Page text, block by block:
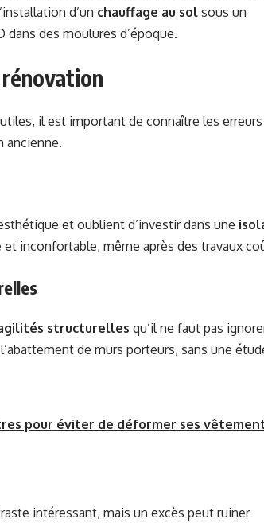
d’un chauffage au sol sous un
dans des moulures d’époque.
il est important de connaître les
ancienne.
et oublient d’investir dans une
inconfortable, même après des travaux
structurelles qu’il ne faut pas
de murs porteurs, sans une
pour éviter de déformer ses
intéressant, mais un excès peut ruiner